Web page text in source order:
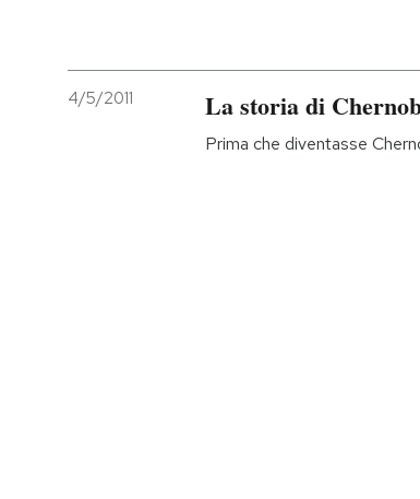
4/5/2011 La storia di
Prima che diventasse